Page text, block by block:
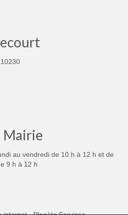
Mairie
au vendredi de 10 h à 12 h et de
9 h à 12 h